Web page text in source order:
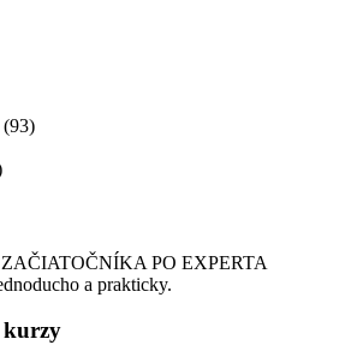
(93)
PO EXPERTA
a prakticky.
kurzy